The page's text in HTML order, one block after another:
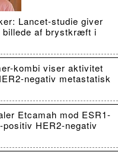
Lancet-studie giver
billede af brystkræft i
kombi viser aktivitet
negativ metastatisk
Etcamah mod ESR1-
positiv HER2-negativ